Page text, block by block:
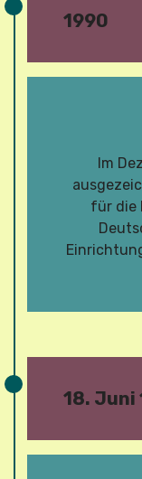
1990
Im
für die
18. Juni